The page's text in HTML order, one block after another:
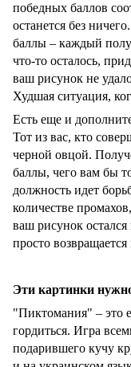
победных баллов
останется без
баллы – каждый
что-то осталось,
ваш рисунок не
Худшая ситуация,
Есть еще и
Тот из вас, кто
черной овцой.
баллы, чего вам бы
должность идет
количестве
ваш рисунок
просто возвращается
Эти картинки
"Пиктомания" – это
гордиться. Игра
подарившего кучу